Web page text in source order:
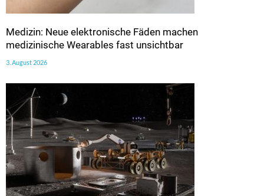
Medizin: Neue elektronische Fäden machen
medizinische Wearables fast unsichtbar
3. August 2026